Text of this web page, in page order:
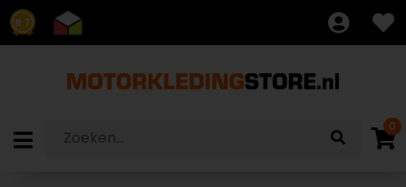
8.7
0